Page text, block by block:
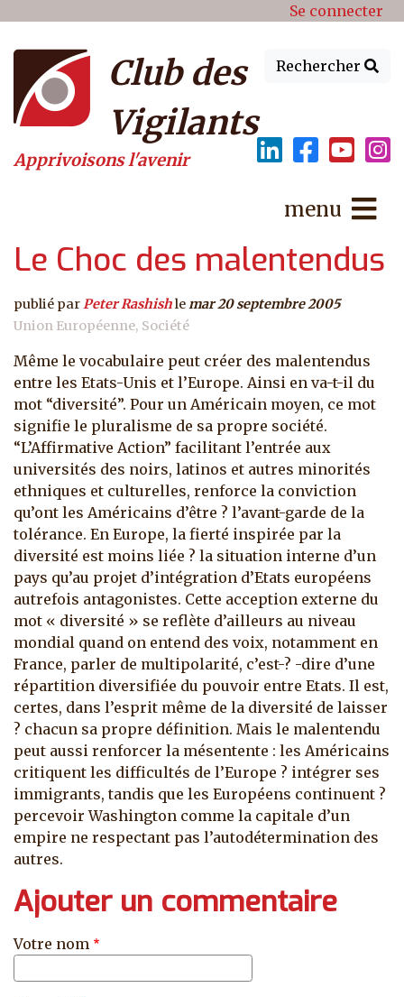
Menu du compte de Se connecter
Rechercher
Club des
Vigilants
Apprivoisons l'avenir
menu
Le Choc des malentendus
publié parPeter Rashishlemar 20 septembre 2005
Union Européenne Société
Même le vocabulaire peut créer des malentendus
entre les Etats-Unis et l’Europe. Ainsi en va-t-il du
mot “diversité”. Pour un Américain moyen, ce mot
signifie le pluralisme de sa propre société.
“L’Affirmative Action” facilitant l’entrée aux
universités des noirs, latinos et autres minorités
ethniques et culturelles, renforce la conviction
qu’ont les Américains d’être ? l’avant-garde de la
tolérance. En Europe, la fierté inspirée par la
diversité est moins liée ? la situation interne d’un
pays qu’au projet d’intégration d’Etats européens
autrefois antagonistes. Cette acception externe du
mot « diversité » se reflète d’ailleurs au niveau
mondial quand on entend des voix, notamment en
France, parler de multipolarité, c’est-? -dire d’une
répartition diversifiée du pouvoir entre Etats. Il est,
certes, dans l’esprit même de la diversité de laisser
? chacun sa propre définition. Mais le malentendu
peut aussi renforcer la mésentente : les Américains
critiquent les difficultés de l’Europe ? intégrer ses
immigrants, tandis que les Européens continuent ?
percevoir Washington comme la capitale d’un
empire ne respectant pas l’autodétermination des
autres.
Ajouter un commentaire
Votre nom